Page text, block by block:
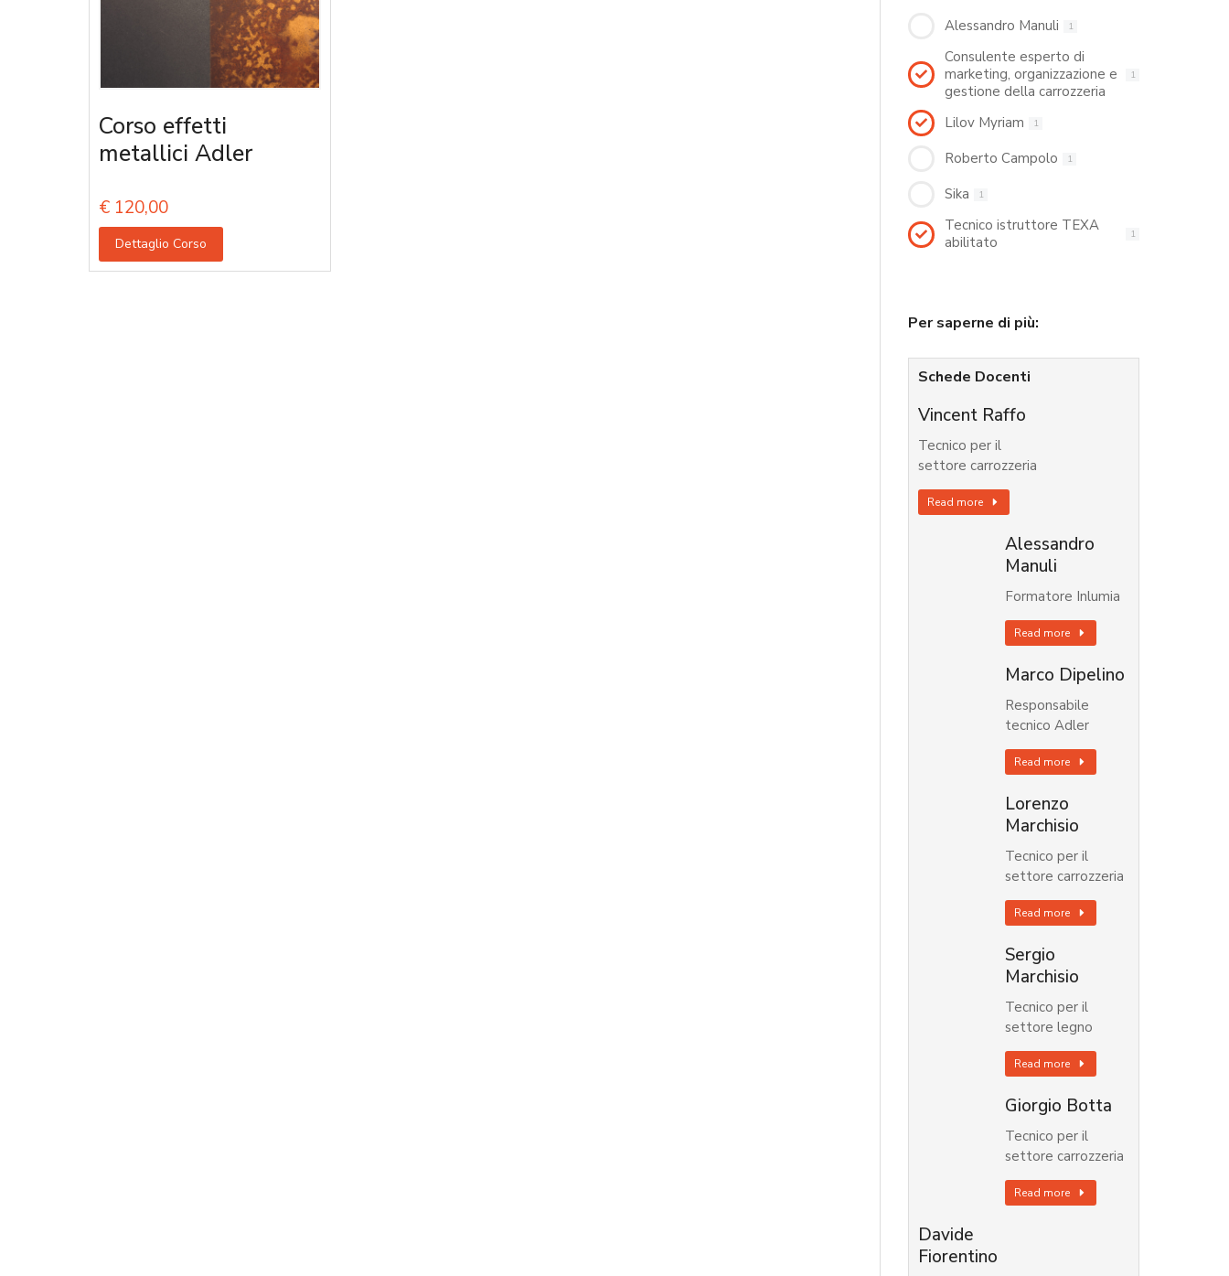
Corso effetti
metallici Adler
€ 120,00
Dettaglio Corso
Alessandro Manuli 1
Consulente esperto di
marketing, organizzazione e
gestione della carrozzeria
1
Lilov Myriam 1
Roberto Campolo 1
Sika 1
Tecnico istruttore TEXA
abilitato
1
Per saperne di più:
Schede Docenti
Vincent Raffo
Tecnico per il
settore carrozzeria
Read more
Alessandro
Manuli
Formatore Inlumia
Read more
Marco Dipelino
Responsabile
tecnico Adler
Read more
Lorenzo
Marchisio
Tecnico per il
settore carrozzeria
Read more
Sergio
Marchisio
Tecnico per il
settore legno
Read more
Giorgio Botta
Tecnico per il
settore carrozzeria
Read more
Davide
Fiorentino